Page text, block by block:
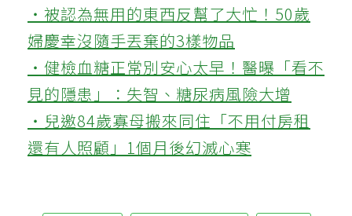
‧被認為無用的東西反幫了大忙！50歲
婦慶幸沒隨手丟棄的3樣物品
‧健檢血糖正常別安心太早！醫曝「看不
見的隱患」：失智、糖尿病風險大增
‧兒邀84歲寡母搬來同住「不用付房租
還有人照顧」1個月後幻滅心寒